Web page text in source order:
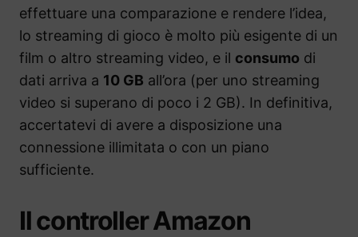
effettuare una comparazione e rendere l’idea,
lo streaming di gioco è molto più esigente di un
film o altro streaming video, e il consumo di
dati arriva a 10 GB all’ora (per uno streaming
video si superano di poco i 2 GB). In definitiva,
accertatevi di avere a disposizione una
connessione illimitata o con un piano
sufficiente.
Il controller Amazon